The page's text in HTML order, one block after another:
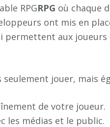
RPGRPG où chaque
ont mis en
permettent aux joueurs
seulement jouer, mais
de votre joueur.
les médias et le public.